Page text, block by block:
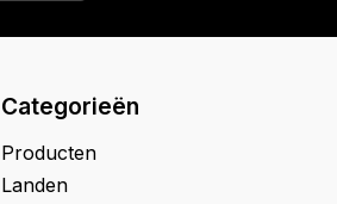
Categorieën
Producten
Landen